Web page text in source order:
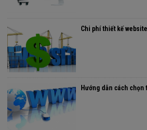
Chi phí thiết kế
Hướng dẫn cách chọn